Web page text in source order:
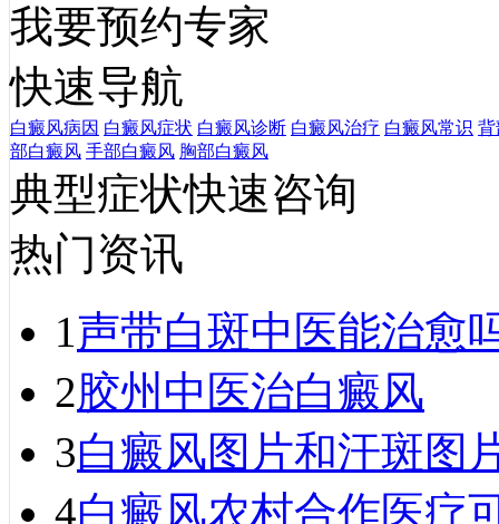
我要预约专家
快速导航
白癜风病因 白癜风症状 白癜风诊断 白癜风治疗 白癜风常识 背
部白癜风 手部白癜风 胸部白癜风
典型症状快速咨询
热门资讯
1声带白斑中医能治愈
2胶州中医治白癜风
3白癜风图片和汗斑图
4白癜风农村合作医疗